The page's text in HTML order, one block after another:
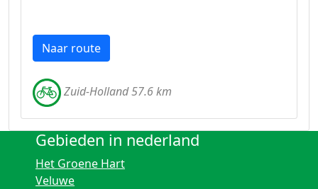
Naar route
Zuid-Holland 57.6 km
Gebieden in nederland
Het Groene Hart
Veluwe